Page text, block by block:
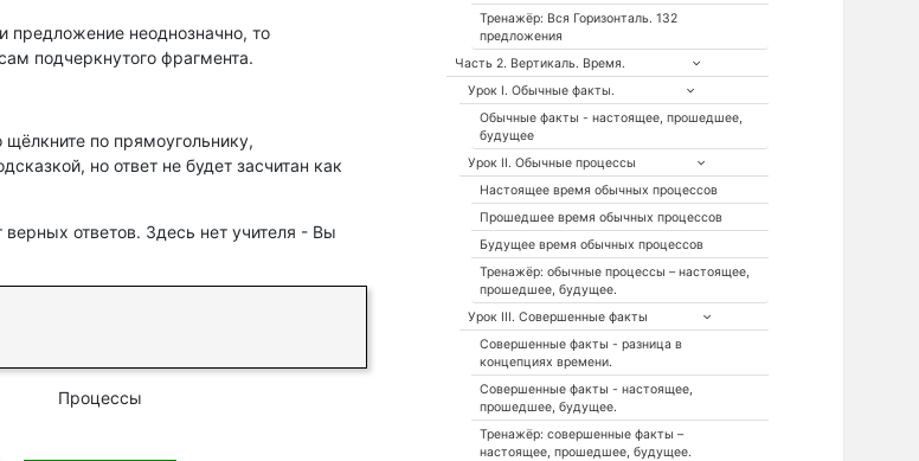
неоднозначно, то
подчеркнутого фрагмента.
по прямоугольнику,
но ответ не будет засчитан как
ответов. Здесь нет учителя - Вы
Процессы
Тренажёр: Вся Горизонталь. 132
предложения
Часть 2. Вертикаль. Время.
Урок I. Обычные факты.
Обычные факты - настоящее, прошедшее,
будущее
Урок II. Обычные процессы
Настоящее время обычных процессов
Прошедшее время обычных процессов
Будущее время обычных процессов
Тренажёр: обычные процессы – настоящее,
прошедшее, будущее.
Урок III. Совершенные факты
Совершенные факты - разница в
концепциях времени.
Совершенные факты - настоящее,
прошедшее, будущее.
Тренажёр: совершенные факты –
настоящее, прошедшее, будущее.